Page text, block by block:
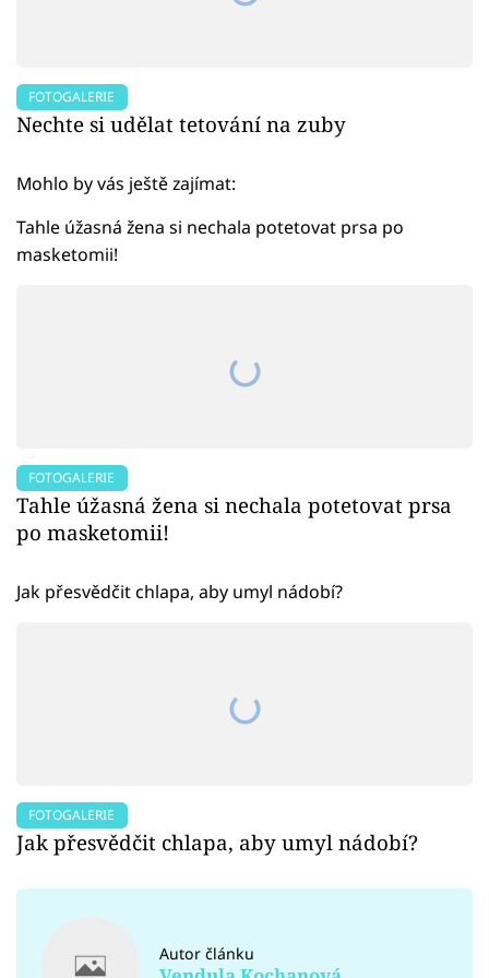
FOTOGALERIE
Nechte si udělat tetování na zuby
Mohlo by vás ještě zajímat:
Tahle úžasná žena si nechala potetovat prsa po
masketomii!
FOTOGALERIE
Tahle úžasná žena si nechala potetovat prsa
po masketomii!
Jak přesvědčit chlapa, aby umyl nádobí?
FOTOGALERIE
Jak přesvědčit chlapa, aby umyl nádobí?
Autor článku